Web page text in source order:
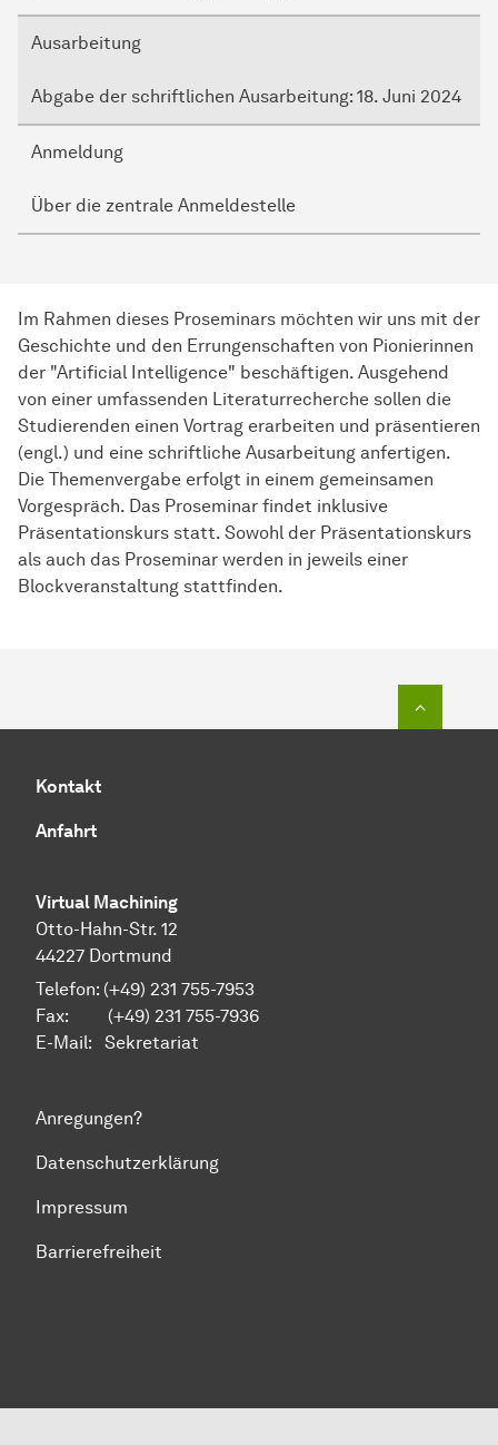
Ausarbeitung
Abgabe der schriftlichen Ausarbeitung: 18. Juni 2024
Anmeldung
Über die zentrale Anmeldestelle
Im Rahmen dieses Proseminars möchten wir uns mit der
Geschichte und den Errungenschaften von Pionierinnen
der "Artificial Intelligence" beschäftigen. Ausgehend
von einer umfassenden Literaturrecherche sollen die
Studierenden einen Vortrag erarbeiten und präsentieren
(engl.) und eine schriftliche Ausarbeitung anfertigen.
Die Themenvergabe erfolgt in einem gemeinsamen
Vorgespräch. Das Proseminar findet inklusive
Präsentationskurs statt. Sowohl der Präsentationskurs
als auch das Proseminar werden in jeweils einer
Blockveranstaltung stattfinden.
Kontakt
Anfahrt
Virtual Machining
Otto-Hahn-Str. 12
44227 Dortmund
Telefon: (+49) 231 755-7953
Fax: (+49) 231 755-7936
E-Mail: Sekretariat
Anregungen?
Datenschutzerklärung
Impressum
Barrierefreiheit